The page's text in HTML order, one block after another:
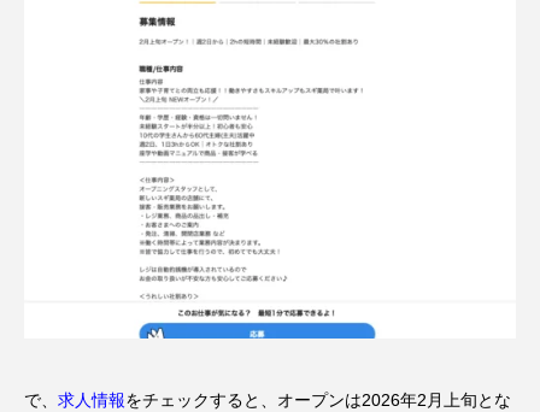
で、 求人情報をチェックすると、オープンは2026年2月上旬とな